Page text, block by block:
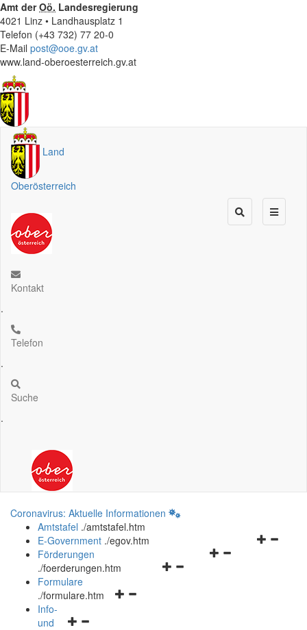
Amt derOö. Landesregierung
4021 Linz • Landhausplatz 1
Telefon (+43 732) 77 20-0
E-Mail post@ooe.gv.at
www.land-oberoesterreich.gv.at
Land
Oberösterreich
Kontakt
.
Telefon
.
Suche
.
Coronavirus: Aktuelle Informationen
Amtstafel ./amtstafel.htm
Navigationsmenü
E-Government ./egov.htm
Navigationsmenü
Förderungen
./foerderungen.htm
Navigationsmenü
Formulare
./formulare.htm
Navigationsmenü
Info-
und